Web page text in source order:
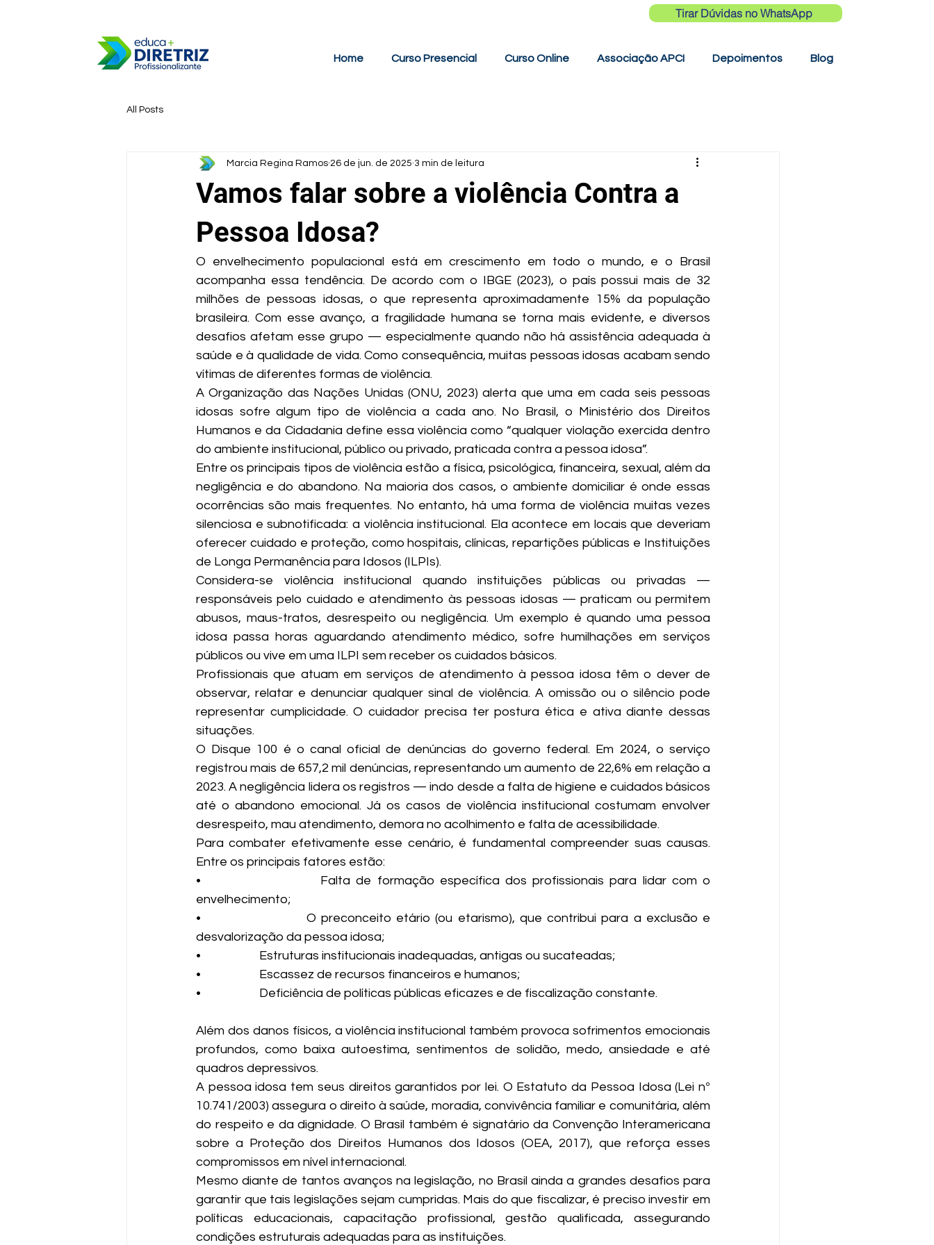
Tirar Dúvidas no WhatsApp
Home Curso Presencial Curso Online Associação APCI Depoimentos Blog
All Posts
Vamos falar sobre a violência Contra a
Pessoa Idosa?
Marcia Regina Ramos 26 de jun. de 2025 3 min de leitura
O envelhecimento populacional está em crescimento em todo o mundo, e o Brasil
acompanha essa tendência. De acordo com o IBGE (2023), o país possui mais de 32
milhões de pessoas idosas, o que representa aproximadamente 15% da população
brasileira. Com esse avanço, a fragilidade humana se torna mais evidente, e diversos
desafios afetam esse grupo — especialmente quando não há assistência adequada à
saúde e à qualidade de vida. Como consequência, muitas pessoas idosas acabam sendo
vítimas de diferentes formas de violência.
A Organização das Nações Unidas (ONU, 2023) alerta que uma em cada seis pessoas
idosas sofre algum tipo de violência a cada ano. No Brasil, o Ministério dos Direitos
Humanos e da Cidadania define essa violência como “qualquer violação exercida dentro
do ambiente institucional, público ou privado, praticada contra a pessoa idosa”.
Entre os principais tipos de violência estão a física, psicológica, financeira, sexual, além da
negligência e do abandono. Na maioria dos casos, o ambiente domiciliar é onde essas
ocorrências são mais frequentes. No entanto, há uma forma de violência muitas vezes
silenciosa e subnotificada: a violência institucional. Ela acontece em locais que deveriam
oferecer cuidado e proteção, como hospitais, clínicas, repartições públicas e Instituições
de Longa Permanência para Idosos (ILPIs).
Considera-se violência institucional quando instituições públicas ou privadas —
responsáveis pelo cuidado e atendimento às pessoas idosas — praticam ou permitem
abusos, maus-tratos, desrespeito ou negligência. Um exemplo é quando uma pessoa
idosa passa horas aguardando atendimento médico, sofre humilhações em serviços
públicos ou vive em uma ILPI sem receber os cuidados básicos.
Profissionais que atuam em serviços de atendimento à pessoa idosa têm o dever de
observar, relatar e denunciar qualquer sinal de violência. A omissão ou o silêncio pode
representar cumplicidade. O cuidador precisa ter postura ética e ativa diante dessas
situações.
O Disque 100 é o canal oficial de denúncias do governo federal. Em 2024, o serviço
registrou mais de 657,2 mil denúncias, representando um aumento de 22,6% em relação a
2023. A negligência lidera os registros — indo desde a falta de higiene e cuidados básicos
até o abandono emocional. Já os casos de violência institucional costumam envolver
desrespeito, mau atendimento, demora no acolhimento e falta de acessibilidade.
Para combater efetivamente esse cenário, é fundamental compreender suas causas.
Entre os principais fatores estão:
•                     Falta de formação específica dos profissionais para lidar com o
envelhecimento;
•                     O preconceito etário (ou etarismo), que contribui para a exclusão e
desvalorização da pessoa idosa;
•                     Estruturas institucionais inadequadas, antigas ou sucateadas;
•                     Escassez de recursos financeiros e humanos;
•                     Deficiência de políticas públicas eficazes e de fiscalização constante.
Além dos danos físicos, a violência institucional também provoca sofrimentos emocionais
profundos, como baixa autoestima, sentimentos de solidão, medo, ansiedade e até
quadros depressivos.
A pessoa idosa tem seus direitos garantidos por lei. O Estatuto da Pessoa Idosa (Lei nº
10.741/2003) assegura o direito à saúde, moradia, convivência familiar e comunitária, além
do respeito e da dignidade. O Brasil também é signatário da Convenção Interamericana
sobre a Proteção dos Direitos Humanos dos Idosos (OEA, 2017), que reforça esses
compromissos em nível internacional.
Mesmo diante de tantos avanços na legislação, no Brasil ainda a grandes desafios para
garantir que tais legislações sejam cumpridas. Mais do que fiscalizar, é preciso investir em
políticas educacionais, capacitação profissional, gestão qualificada, assegurando
condições estruturais adequadas para as instituições.